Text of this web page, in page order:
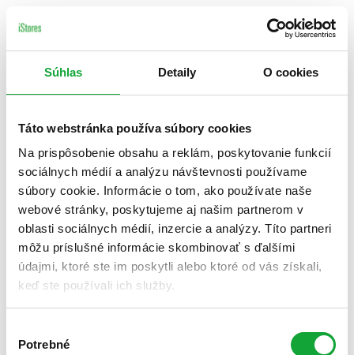
Súhlas Detaily O cookies
Táto webstránka používa súbory cookies
Na prispôsobenie obsahu a reklám, poskytovanie funkcií
sociálnych médií a analýzu návštevnosti používame
súbory cookie. Informácie o tom, ako používate naše
webové stránky, poskytujeme aj našim partnerom v
oblasti sociálnych médií, inzercie a analýzy. Títo partneri
môžu príslušné informácie skombinovať s ďalšími
údajmi, ktoré ste im poskytli alebo ktoré od vás získali,
keď ste používali ich služby.
súhlasu
Potrebné